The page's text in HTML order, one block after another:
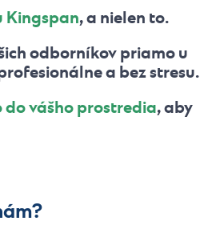
Kingspan, a nielen to.
odborníkov priamo u
a bez stresu.
do vášho prostredia, aby